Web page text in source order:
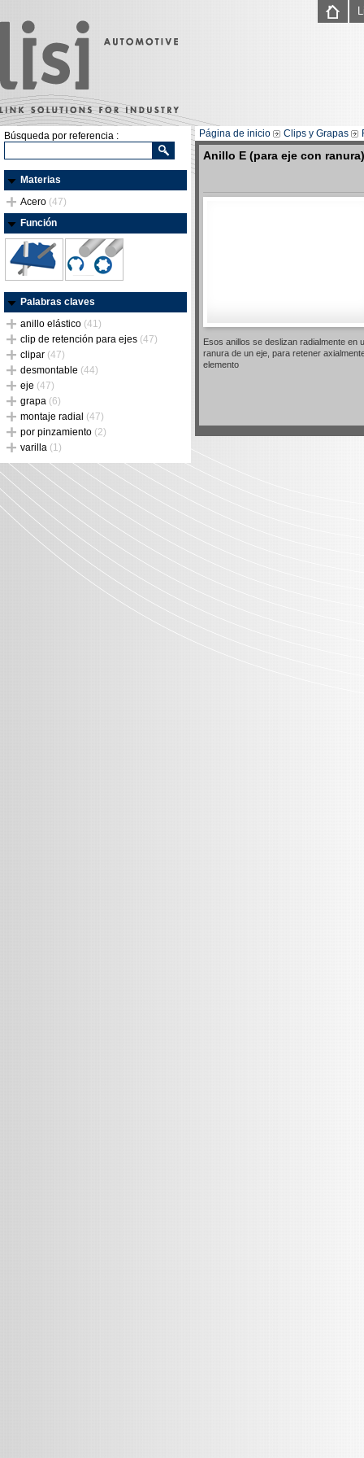
Búsqueda por referencia :
Materias
Acero (47)
Función
Palabras claves
anillo elástico (41)
clip de retención para ejes (47)
clipar (47)
desmontable (44)
eje (47)
grapa (6)
montaje radial (47)
por pinzamiento (2)
varilla (1)
Página de inicio Clips y Grapas
Anillo E (para eje con ranura)
Esos anillos se deslizan radialmente en
ranura de un eje, para retener
elemento